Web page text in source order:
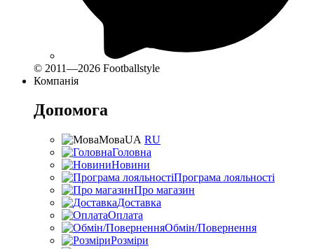
© 2011—2026 Footballstyle
Компанія
Допомога
МоваUA RU
Головна
Новини
Програма лояльності
Про магазин
Доставка
Оплата
Обмін/Повернення
Розміри